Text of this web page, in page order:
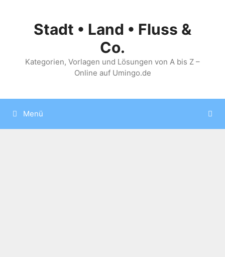
springenStadt • Land • Fluss &
Co.
Kategorien, Vorlagen und Lösungen von A bis Z –
Online auf Umingo.de
Menü